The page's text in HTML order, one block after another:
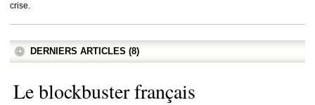
crise.
DERNIERS ARTICLES (8)
Le blockbuster français